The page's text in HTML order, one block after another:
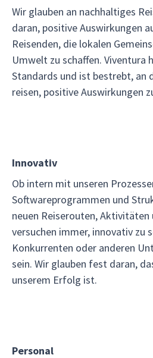
Wir glauben an nachhaltiges
daran, positive Auswirkungen
Reisenden, die lokalen
Umwelt zu schaffen. Viventura
Standards und ist bestrebt, an
reisen, positive Auswirkungen
Innovativ
Ob intern mit unseren
Softwareprogrammen und
neuen Reiserouten, Aktivitäten
versuchen immer, innovativ zu
Konkurrenten oder anderen
sein. Wir glauben fest daran,
unserem Erfolg ist.
Personal